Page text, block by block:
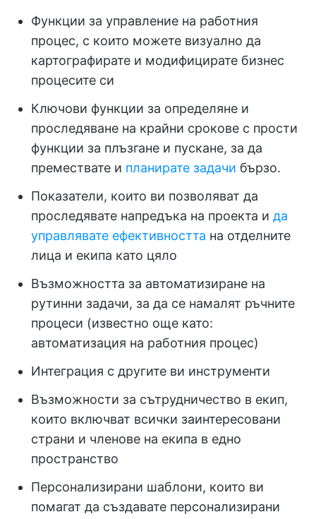
Функции за управление на работния
процес, с които можете визуално да
картографирате и модифицирате бизнес
процесите си
Ключови функции за определяне и
проследяване на крайни срокове с прости
функции за плъзгане и пускане, за да
премествате и планирате задачи бързо.
Показатели, които ви позволяват да
проследявате напредъка на проекта и да
управлявате ефективността на отделните
лица и екипа като цяло
Възможността за автоматизиране на
рутинни задачи, за да се намалят ръчните
процеси (известно още като:
автоматизация на работния процес)
Интеграция с другите ви инструменти
Възможности за сътрудничество в екип,
които включват всички заинтересовани
страни и членове на екипа в едно
пространство
Персонализирани шаблони, които ви
помагат да създавате персонализирани